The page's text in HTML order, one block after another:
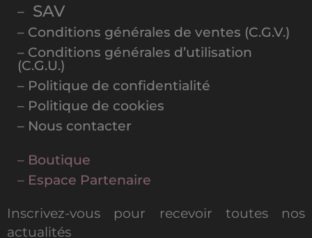
– SAV
– Conditions générales de ventes (C.G.V.)
– Conditions générales d’utilisation
(C.G.U.)
– Politique de confidentialité
– Politique de cookies
– Nous contacter
– Boutique
– Espace Partenaire
Inscrivez-vous pour recevoir toutes nos
actualités